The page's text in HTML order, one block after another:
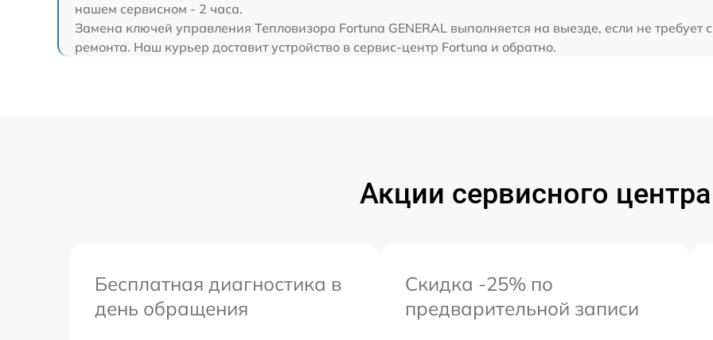
нашем сервисном - 2 часа.
Замена ключей управления Тепловизора Fortuna GENERAL выполняется на выезде, если не требует
ремонта. Наш курьер доставит устройство в сервис-центр Fortuna и обратно.
Акции сервисного центра
Бесплатная диагностика в
день обращения
Скидка -25% по
предварительной записи